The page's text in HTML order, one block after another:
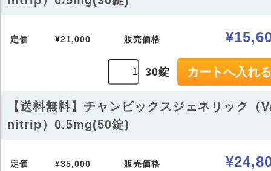
定価 ¥21,000 販売価格
30錠
【送料無料】チャンピックスジェネリック（
nitrip）0.5mg(50錠)
定価 ¥35,000 販売価格